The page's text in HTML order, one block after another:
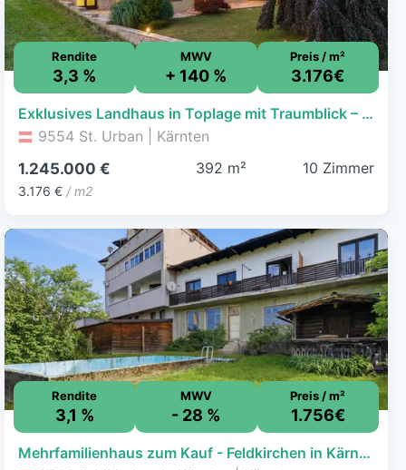
Rendite
3,3 %
MWV
+ 140 %
Preis / m²
3.176€
Exklusives Landhaus in Toplage mit Traumblick – 3 Wohnungen – Wohntraum oder Anlegerobjekt
9554 St. Urban | Kärnten
1.245.000 €
3.176 € / m2
392 m² 10 Zimmer
Rendite
3,1 %
MWV
- 28 %
Preis / m²
1.756€
Mehrfamilienhaus zum Kauf - Feldkirchen in Kärnten - 395.000 € - 9 Zimmer, 225 m², 773 m² Grundstück